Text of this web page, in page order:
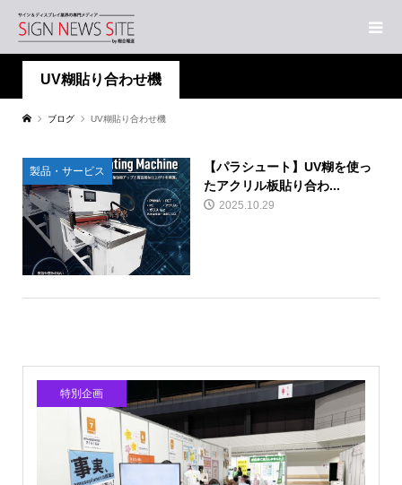
UV糊貼り合わせ機
ブログ UV糊貼り合わせ機
製品・サービス
【パラシュート】UV糊を使っ
たアクリル板貼り合わ...
2025.10.29
特別企画